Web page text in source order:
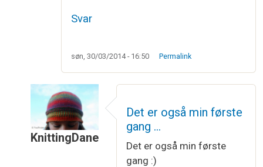
Svar
søn, 30/03/2014 - 16:50 Permalink
KnittingDane
Jeg vil rigtig gerne være…af
Det er også min første
gang …
Det er også min første
gang :)